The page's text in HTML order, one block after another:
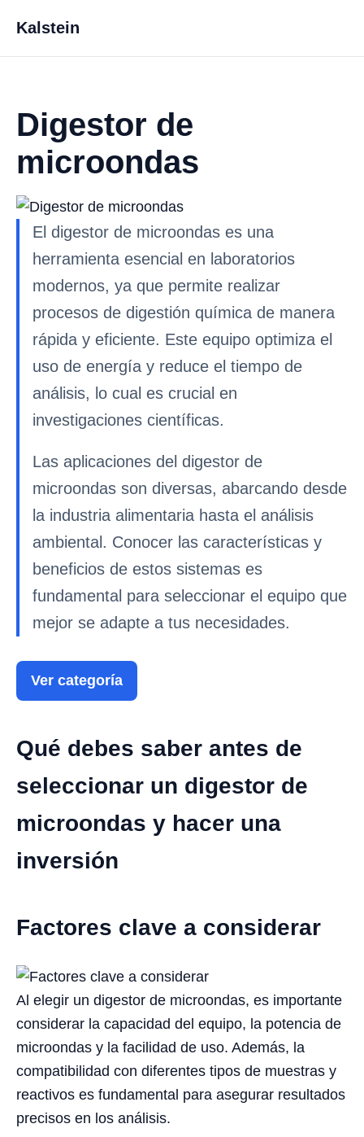
Kalstein
Digestor de
microondas
El digestor de microondas es una
herramienta esencial en laboratorios
modernos, ya que permite realizar
procesos de digestión química de manera
rápida y eficiente. Este equipo optimiza el
uso de energía y reduce el tiempo de
análisis, lo cual es crucial en
investigaciones científicas.
Las aplicaciones del digestor de
microondas son diversas, abarcando desde
la industria alimentaria hasta el análisis
ambiental. Conocer las características y
beneficios de estos sistemas es
fundamental para seleccionar el equipo que
mejor se adapte a tus necesidades.
Ver categoría
Qué debes saber antes de
seleccionar un digestor de
microondas y hacer una
inversión
Factores clave a considerar
Al elegir un digestor de microondas, es importante
considerar la capacidad del equipo, la potencia de
microondas y la facilidad de uso. Además, la
compatibilidad con diferentes tipos de muestras y
reactivos es fundamental para asegurar resultados
precisos en los análisis.